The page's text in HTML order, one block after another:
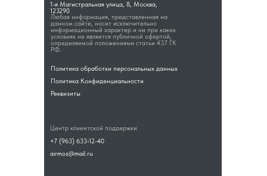
Любая информация, представленная на
данном сайте, носит исключительно
информационный характер и ни при каких
условиях не является публичной офертой,
определяемой положениями статьи 437 ГК
РФ.
1-я Магистральная улица, 8, Москва,
123290
Политика обработки персональных данных
Политика Конфиденциальности
Реквизиты
Центр клиентской поддержки
+7 (963) 633-12-40
airmos@mail.ru